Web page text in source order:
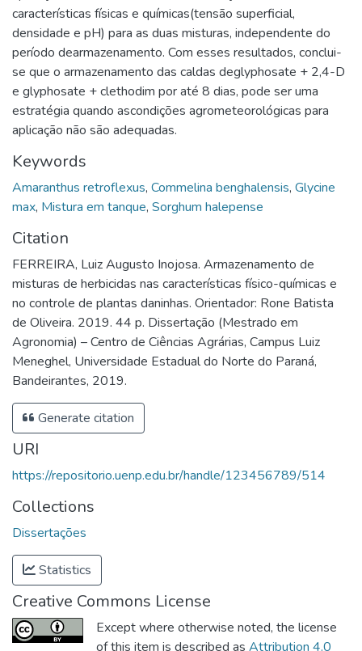
características físicas e químicas(tensão superficial,
densidade e pH) para as duas misturas, independente do
período dearmazenamento. Com esses resultados, conclui-
se que o armazenamento das caldas deglyphosate + 2,4-D
e glyphosate + clethodim por até 8 dias, pode ser uma
estratégia quando ascondições agrometeorológicas para
aplicação não são adequadas.
Keywords
Amaranthus retroflexus, Commelina benghalensis, Glycine
max, Mistura em tanque, Sorghum halepense
Citation
FERREIRA, Luiz Augusto Inojosa. Armazenamento de
misturas de herbicidas nas características físico-químicas e
no controle de plantas daninhas. Orientador: Rone Batista
de Oliveira. 2019. 44 p. Dissertação (Mestrado em
Agronomia) – Centro de Ciências Agrárias, Campus Luiz
Meneghel, Universidade Estadual do Norte do Paraná,
Bandeirantes, 2019.
Generate citation
URI
https://repositorio.uenp.edu.br/handle/123456789/514
Collections
Dissertações
Statistics
Creative Commons License
Except where otherwise noted, the license
of this item is described as Attribution 4.0